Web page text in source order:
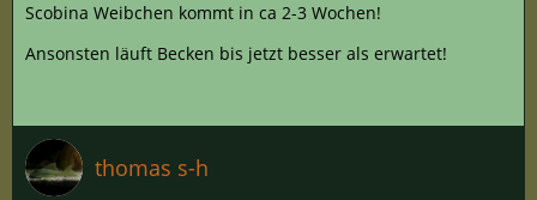
Scobina Weibchen kommt in ca 2-3 Wochen!
Ansonsten läuft Becken bis jetzt besser als erwartet!
thomas s-h